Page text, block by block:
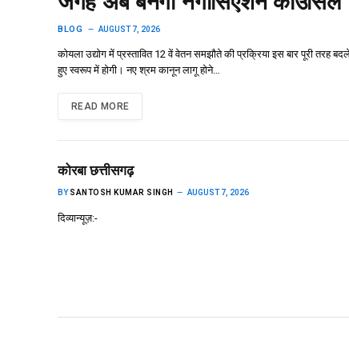
BLOG AUGUST 7, 2026
कोयला उद्योग में प्रस्तावित 12 वें वेतन समझौते की प्रक्रिया इस बार पूरी तरह
हुए स्वरूप में होगी। नए श्रम कानून लागू होने…
READ MORE
कोरबा छत्तीसगढ़
BY SANTOSH KUMAR SINGH AUGUST 7, 2026
दिव्यान्यूज़:-